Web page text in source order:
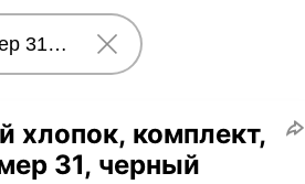
хлопок, комплект,
31, черный